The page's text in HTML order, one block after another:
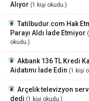
Alıyor (1 kişi okudu.)
Tatilbudur.com Hak
Parayı Aldı İade Etmiyor
okudu.)
Akbank 136 TL Kredi
Aidatımı İade Edin (1 kişi
Arçelik televizyon
dedi (1 kişi okudu.)